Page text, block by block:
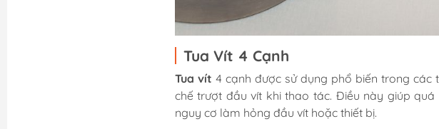
Tua Vít 4 Cạnh
Tua vít 4 cạnh được sử dụng phổ biến trong các
chế trượt đầu vít khi thao tác. Điều này giúp
nguy cơ làm hỏng đầu vít hoặc thiết bị.